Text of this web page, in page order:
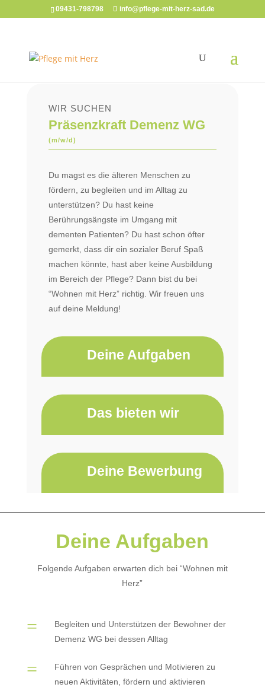
09431-798798 info@pflege-mit-herz-sad.de
WIR SUCHEN
Präsenzkraft Demenz WG
(m/w/d)
Du magst es die älteren Menschen zu
fördern, zu begleiten und im Alltag zu
unterstützen? Du hast keine
Berührungsängste im Umgang mit
dementen Patienten? Du hast schon öfter
gemerkt, dass dir ein sozialer Beruf Spaß
machen könnte, hast aber keine Ausbildung
im Bereich der Pflege? Dann bist du bei
“Wohnen mit Herz” richtig. Wir freuen uns
auf deine Meldung!
Deine Aufgaben
Das bieten wir
Deine Bewerbung
Deine Aufgaben
Folgende Aufgaben erwarten dich bei “Wohnen mit
Herz”
=
Begleiten und Unterstützen der Bewohner der
Demenz WG bei dessen Alltag
=
Führen von Gesprächen und Motivieren zu
neuen Aktivitäten, fördern und aktivieren